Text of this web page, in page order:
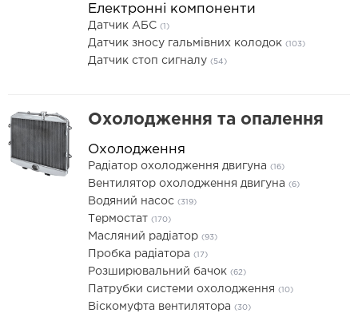
Електронні компоненти
Датчик АБС (1)
Датчик зносу гальмівних колодок (103)
Датчик стоп сигналу (54)
Охолодження та опалення
Охолодження
Радіатор охолодження двигуна (16)
Вентилятор охолодження двигуна (6)
Водяний насос (319)
Термостат (170)
Масляний радіатор (93)
Пробка радіатора (17)
Розширювальний бачок (62)
Патрубки системи охолодження (10)
Віскомуфта вентилятора (30)